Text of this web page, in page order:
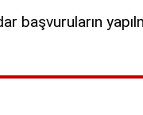
başvuruların